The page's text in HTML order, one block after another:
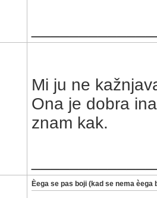
Mi ju ne
Ona je dobra
znam kak.
Èega se pas boji (kad se nema èega